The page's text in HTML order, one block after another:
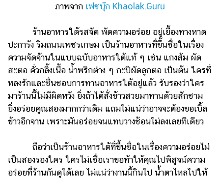
ภาพจาก เฟซบุ๊ก Khaolak.Guru
ร้านอาหารใต้รสจัด พัดความอร่อย อยู่เยื้องทางหาด
ปะการัง ริมถนนเพชรเกษม เป็นร้านอาหารที่ขึ้นชื่อในเรื่อง
ความจัดจ้านในแบบฉบับอาหารใต้แท้ ๆ เช่น แกงส้ม ผัด
สะตอ คั่วกลิ้งเนื้อ น้ำพริกต่าง ๆ กะปิผัดลูกตอ เป็นต้น ใครที่
หลงรักและชื่นชอบการทานอาหารใต้อยู่แล้ว รับรองว่าใคร
มาร้านนี้ไม่มีผิดหวัง ยิ่งถ้าได้สั่งข้าวสวยมาทานด้วยสักชาม
ยิ่งอร่อยคูณสองมากกว่าเดิม แถมไม่แน่ว่าอาจจะต้องขอเบิ้ล
ข้าวอีกจาน เพราะมันอร่อยจนแทบวางช้อนไม่ลงเลยทีเดียว
ถือว่าเป็นร้านอาหารใต้ที่ขึ้นชื่อในเรื่องความอร่อยไม่
เป็นสองรองใคร ใครไม่เชื่อเราขอท้าให้คุณไปพิสูจน์ความ
อร่อยที่ร้านกันดูได้เลย ไม่แน่ว่างานนี้กินไป น้ำตาไหลไปให้